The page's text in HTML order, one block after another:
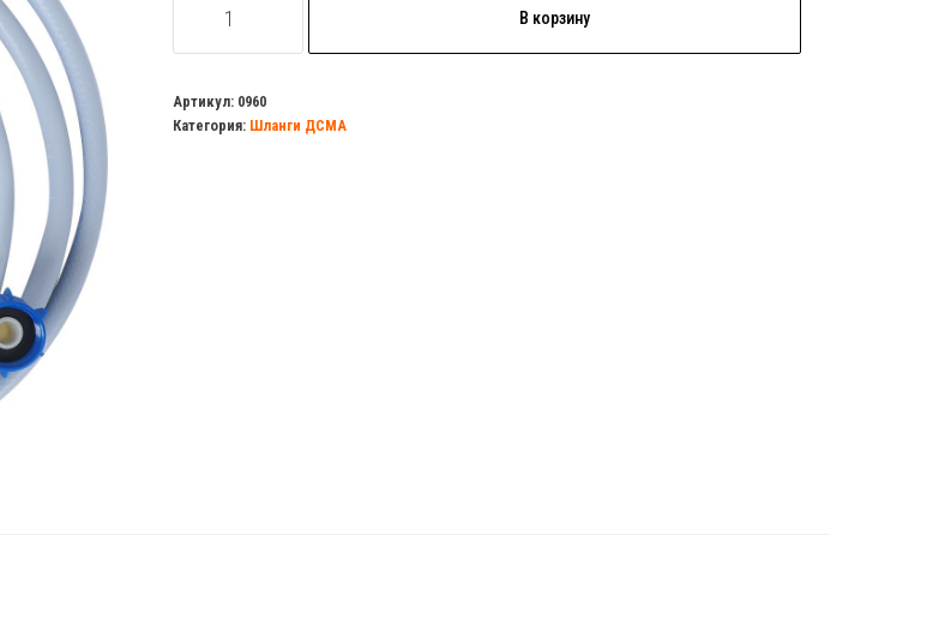
товара
ДСМА
наливной
В корзину
Артикул: 0960
Категория: Шланги ДСМА